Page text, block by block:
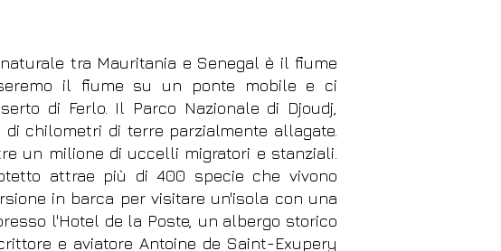
tra Mauritania e Senegal è il fiume
il fiume su un ponte mobile e ci
di Ferlo. Il Parco Nazionale di Djoudj,
chilometri di terre parzialmente allagate.
un milione di uccelli migratori e stanziali.
attrae più di 400 specie che vivono
in barca per visitare un'isola con una
l'Hotel de la Poste, un albergo storico
e aviatore Antoine de Saint-Exupery